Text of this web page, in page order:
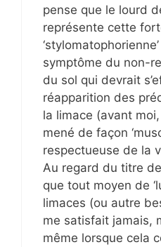
pense que le lourd
représente cette
symptôme du non-
du sol qui devrait
réapparition des
la limace (avant
mené de façon
respectueuse de la
Au regard du titre
que tout moyen de
limaces (ou autre
me satisfait jamais,
même lorsque cela